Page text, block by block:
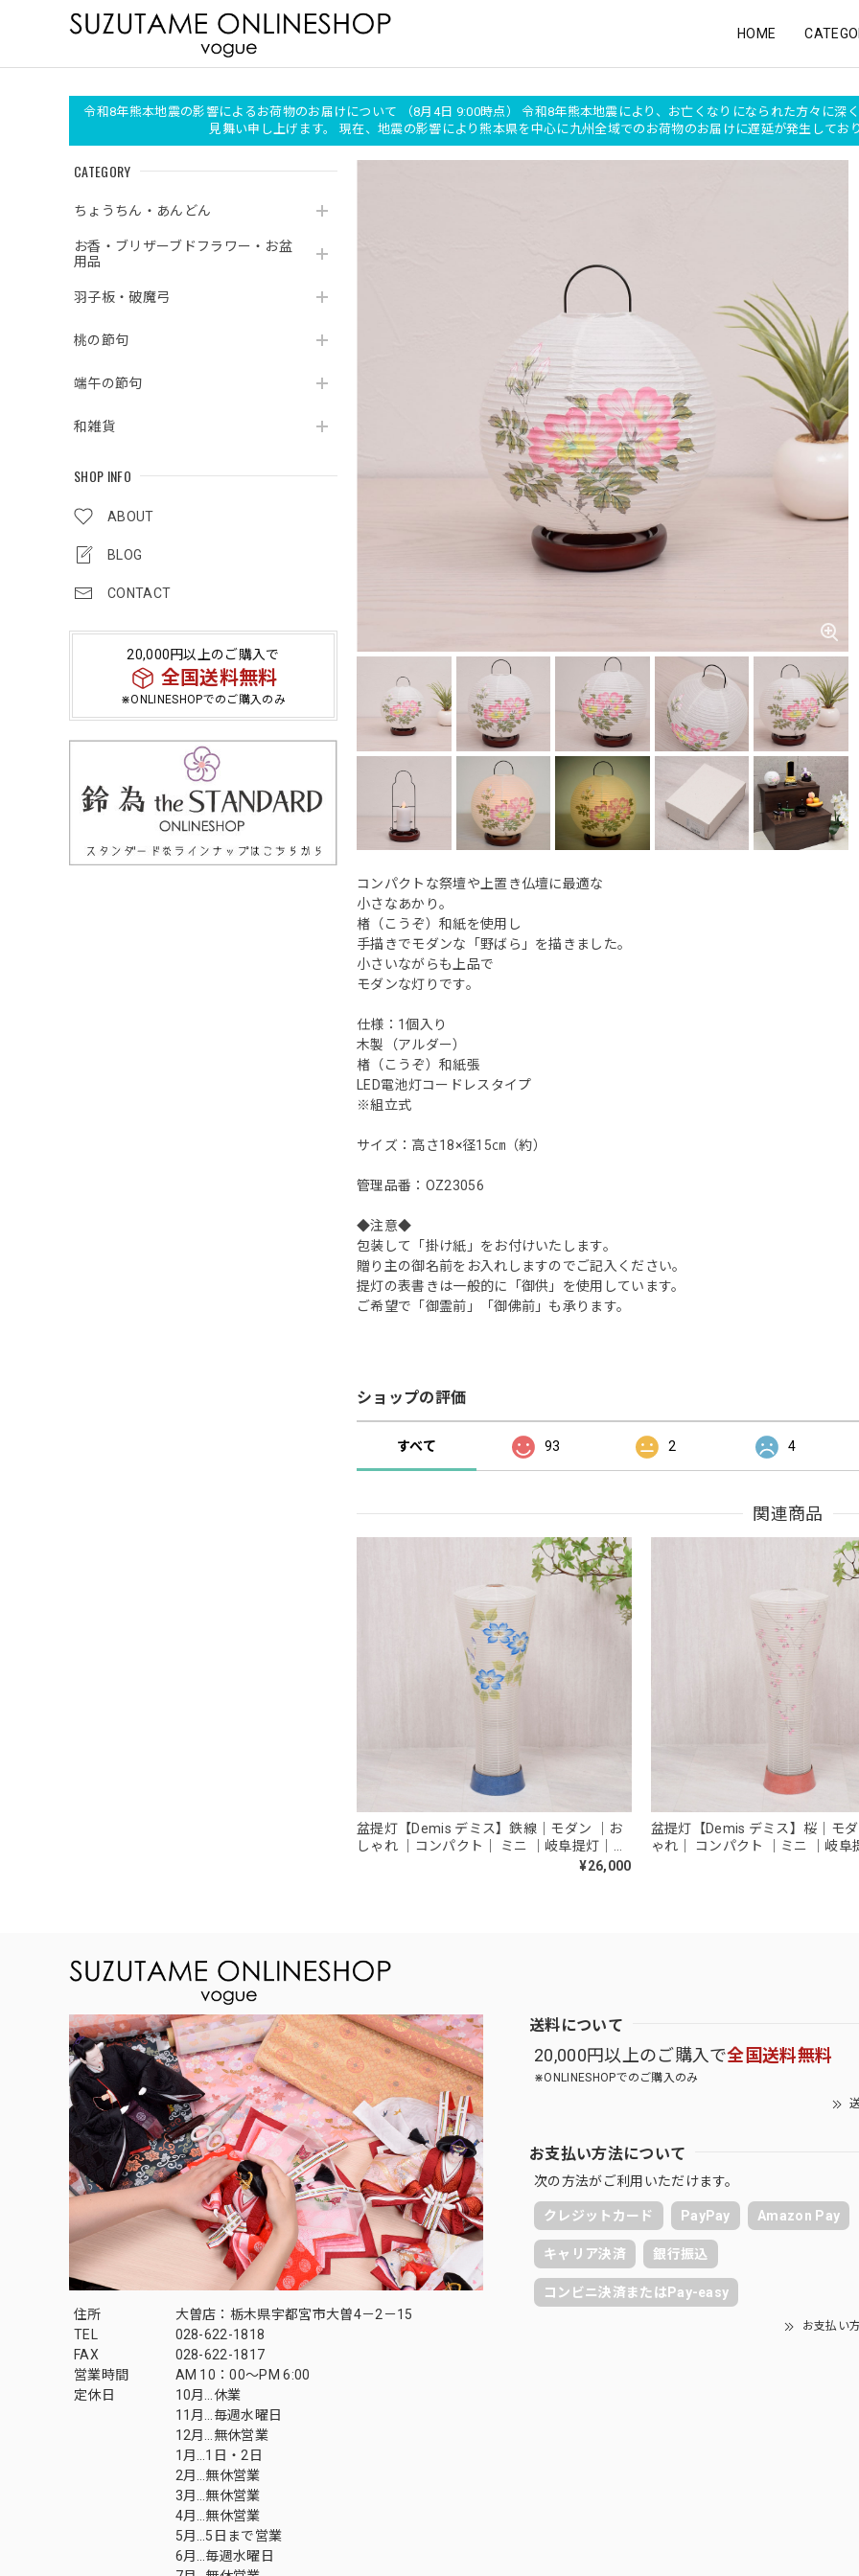
HOME
令和8年熊本地震の影響によるお荷物のお届けについて （8月4日 9:00時点） 令和8年熊本地震により、お亡くなりになられた方々に深
見舞い申し上げます。 現在、地震の影響により熊本県を中心に九州全域でのお荷物のお届けに遅延が発生し
CATEGORY
ちょうちん・あんどん
お香・ブリザーブドフラワー・お盆
用品
羽子板・破魔弓
桃の節句
端午の節句
和雑貨
SHOP INFO
ABOUT
BLOG
CONTACT
20,000円以上のご購入で
全国送料無料
⋇ONLINESHOPでのご購入のみ
コンパクトな祭壇や上置き仏壇に最適な
小さなあかり。
楮（こうぞ）和紙を使用し
手描きでモダンな「野ばら」を描きました。
小さいながらも上品で
モダンな灯りです。
仕様：1個入り
木製（アルダー）
楮（こうぞ）和紙張
LED電池灯コードレスタイプ
※組立式
サイズ：高さ18×径15㎝（約）
管理品番：OZ23056
◆注意◆
包装して「掛け紙」をお付けいたします。
贈り主の御名前をお入れしますのでご記入ください。
提灯の表書きは一般的に「御供」を使用しています。
ご希望で「御霊前」「御佛前」も承ります。
ショップの評価
すべて 93 2 4
関連商品
盆提灯【Demis デミス】鉄線｜モダン ｜お
しゃれ ｜コンパクト｜ ミニ ｜岐阜提灯｜ち
¥26,000
盆提灯【Demis デミス】桜｜モ
ゃれ｜ コンパクト ｜ミニ ｜岐阜
住所
大曽店：栃木県宇都宮市大曽4－2－15
TEL
028-622-1818
FAX
028-622-1817
営業時間
AM 10：00～PM 6:00
定休日
10月…休業
11月…毎週水曜日
12月…無休営業
1月…1日・2日
2月…無休営業
3月…無休営業
4月…無休営業
5月…5日まで営業
6月…毎週水曜日
送料について
20,000円以上のご購入で全国送料無料
⋇ONLINESHOPでのご購入のみ
お支払い方法について
次の方法がご利用いただけます。
クレジットカード PayPay Amazon Pay
キャリア決済 銀行振込
コンビニ決済またはPay-easy
お支払い